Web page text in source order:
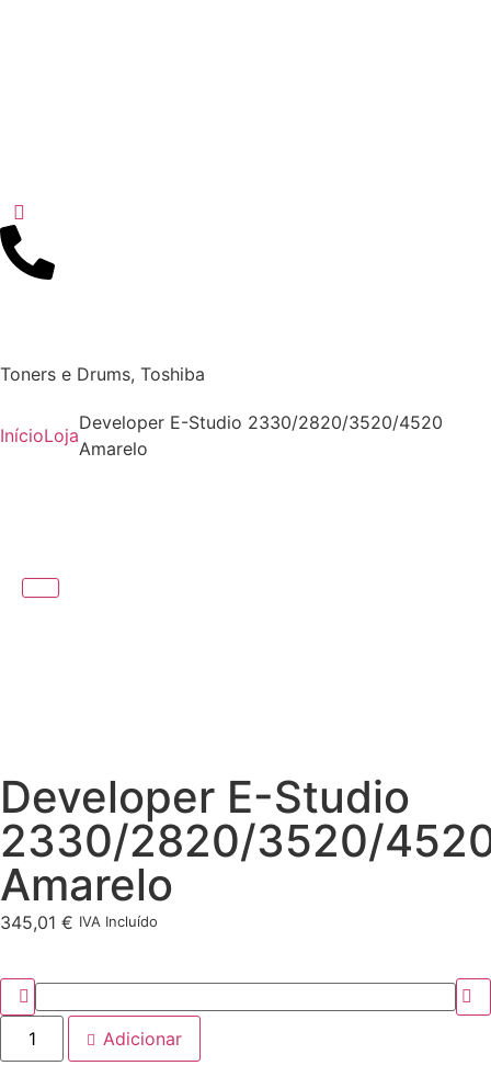
Toners e Drums, Toshiba
InícioLoja
Developer E-Studio 2330/2820/3520/4520
Amarelo
Developer E-Studio
2330/2820/3520/
Amarelo
345,01 € IVA Incluído
Adicionar